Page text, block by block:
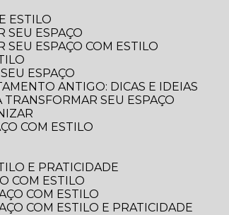
ESTILO
SEU ESPAÇO
SEU ESPAÇO COM ESTILO
ESPAÇO
ANTIGO: DICAS E IDEIAS
SEU ESPAÇO
COM ESTILO
E PRATICIDADE
COM ESTILO
COM ESTILO
COM ESTILO E PRATICIDADE